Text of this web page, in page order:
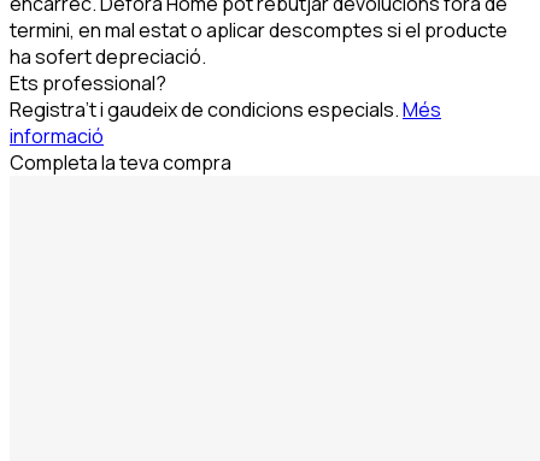
termini, en mal estat o aplicar descomptes si el producte
ha sofert depreciació.
Ets professional?
Registra’t i gaudeix de condicions especials.Més
informació
Completa la teva compra